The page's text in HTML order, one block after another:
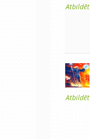
Atbildēt
Atbildēt